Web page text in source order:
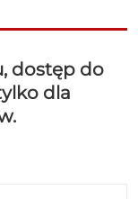
dostęp do
dla